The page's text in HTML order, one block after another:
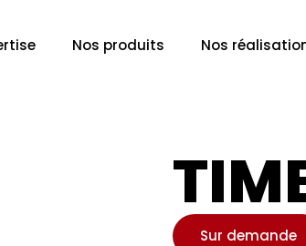
Nos produits Nos
Sur demande